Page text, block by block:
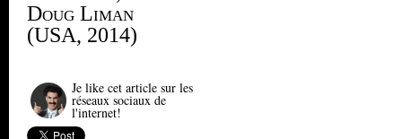
Doug Liman
(USA, 2014)
Je like cet article sur les
réseaux sociaux de
l'internet!